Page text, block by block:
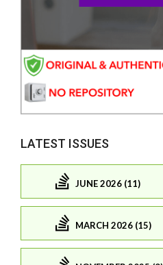
LATEST ISSUES
JUNE 2026 (11)
MARCH 2026 (15)